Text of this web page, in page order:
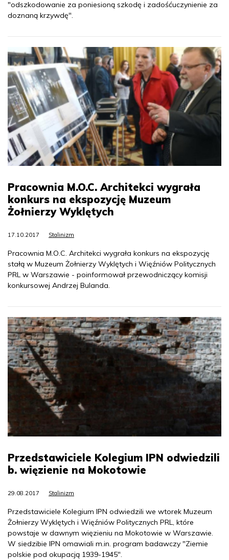
"odszkodowanie za poniesioną szkodę i zadośćuczynienie za
doznaną krzywdę".
Pracownia M.O.C. Architekci wygrała
konkurs na ekspozycję Muzeum
Żołnierzy Wyklętych
17.10.2017 Stalinizm
Pracownia M.O.C. Architekci wygrała konkurs na ekspozycję
stałą w Muzeum Żołnierzy Wyklętych i Więźniów Politycznych
PRL w Warszawie - poinformował przewodniczący komisji
konkursowej Andrzej Bulanda.
Przedstawiciele Kolegium IPN odwiedzili
b. więzienie na Mokotowie
29.08.2017 Stalinizm
Przedstawiciele Kolegium IPN odwiedzili we wtorek Muzeum
Żołnierzy Wyklętych i Więźniów Politycznych PRL, które
powstaje w dawnym więzieniu na Mokotowie w Warszawie.
W siedzibie IPN omawiali m.in. program badawczy "Ziemie
polskie pod okupacją 1939-1945".